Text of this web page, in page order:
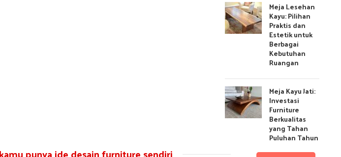
Meja Lesehan
Kayu: Pilihan
Praktis dan
Estetik untuk
Berbagai
Kebutuhan
Ruangan
Meja Kayu Jati:
Investasi
Furniture
Berkualitas
yang Tahan
Puluhan Tahun